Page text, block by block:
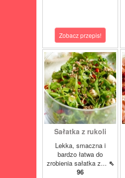
Zobacz przepis!
Sałatka z rukoli
Lekka, smaczna i
bardzo łatwa do
zrobienia sałatka z... ⇖
96